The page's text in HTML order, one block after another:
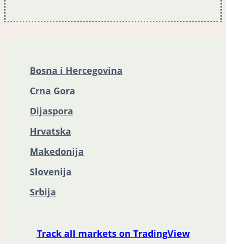
Bosna i Hercegovina
Crna Gora
Dijaspora
Hrvatska
Makedonija
Slovenija
Srbija
Track all markets on TradingView